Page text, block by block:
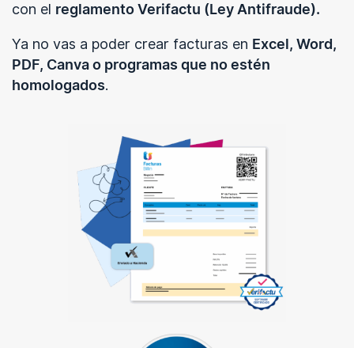
con el reglamento Verifactu (Ley Antifraude).
Ya no vas a poder crear facturas en Excel, Word,
PDF, Canva o programas que no estén
homologados.